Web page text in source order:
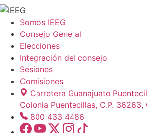
Somos IEEG
Consejo General
Elecciones
Integración del consejo
Sesiones
Comisiones
Carretera Guanajuato
Colonia Puentecillas, C.P. 36263,
800 433 4486